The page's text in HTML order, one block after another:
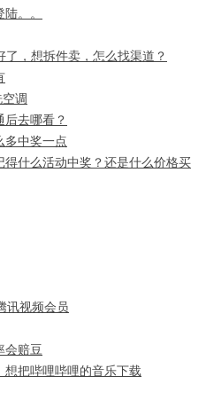
。。
了，想拆件卖，怎么找渠道？
调
后去哪看？
多中奖一点
得什么活动中奖？还是什么价格买
讯视频会员
会赔豆
想把哔哩哔哩的音乐下载